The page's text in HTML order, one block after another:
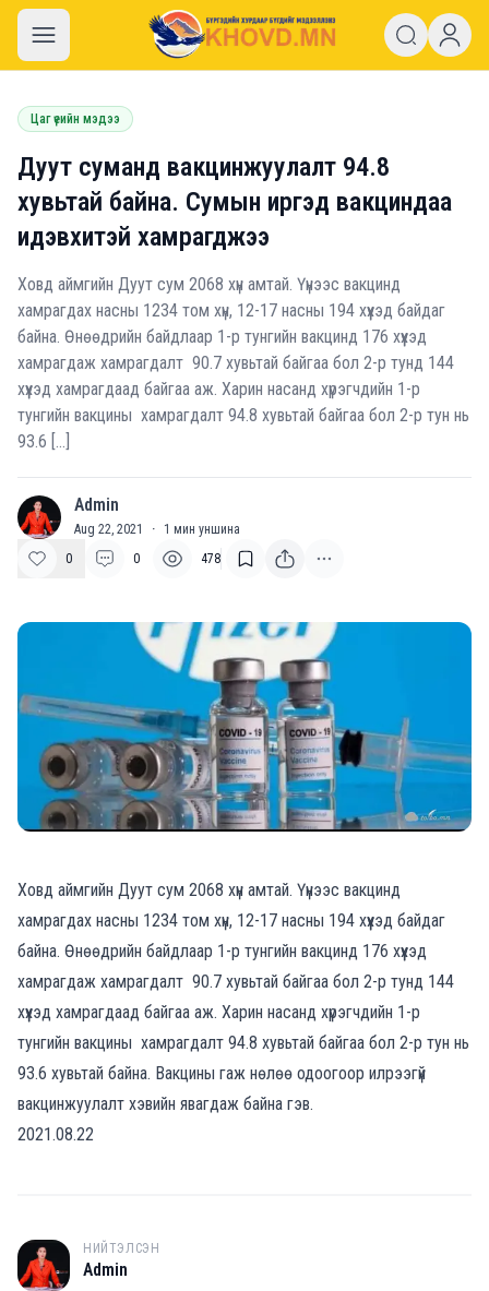
khovd.mn
Цаг үеийн мэдээ
Дуут суманд вакцинжуулалт 94.8
хувьтай байна. Сумын иргэд вакциндаа
идэвхитэй хамрагджээ
Ховд аймгийн Дуут сум 2068 хүн амтай. Үүнээс вакцинд
хамрагдах насны 1234 том хүн, 12-17 насны 194 хүүхэд байдаг
байна. Өнөөдрийн байдлаар 1-р тунгийн вакцинд 176 хүүхэд
хамрагдаж хамрагдалт 90.7 хувьтай байгаа бол 2-р тунд 144
хүүхэд хамрагдаад байгаа аж. Харин насанд хүрэгчдийн 1-р
тунгийн вакцины хамрагдалт 94.8 хувьтай байгаа бол 2-р тун нь
93.6 […]
A Admin
Aug 22, 2021 · 1 мин уншина
0
0 478
Ховд аймгийн Дуут сум 2068 хүн амтай. Үүнээс вакцинд
хамрагдах насны 1234 том хүн, 12-17 насны 194 хүүхэд байдаг
байна. Өнөөдрийн байдлаар 1-р тунгийн вакцинд 176 хүүхэд
хамрагдаж хамрагдалт 90.7 хувьтай байгаа бол 2-р тунд 144
хүүхэд хамрагдаад байгаа аж. Харин насанд хүрэгчдийн 1-р
тунгийн вакцины хамрагдалт 94.8 хувьтай байгаа бол 2-р тун нь
93.6 хувьтай байна. Вакцины гаж нөлөө одоогоор илрээгүй
вакцинжуулалт хэвийн явагдаж байна гэв.
2021.08.22
A
НИЙТЭЛСЭН
Admin